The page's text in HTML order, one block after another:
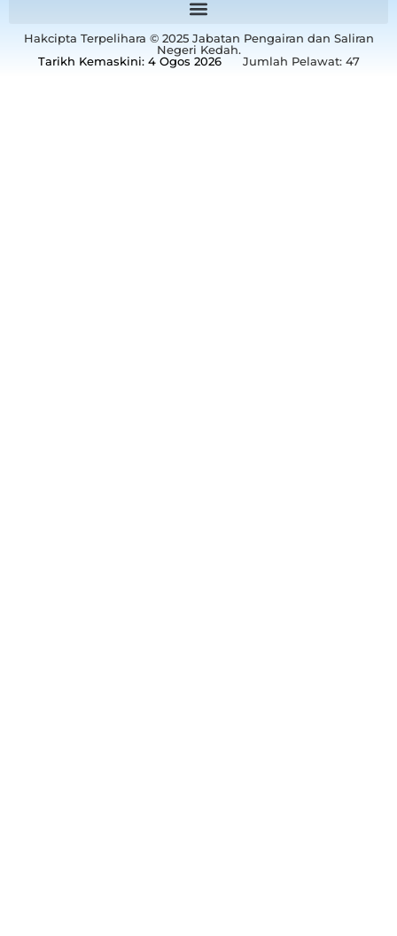
Hakcipta Terpelihara © 2025 Jabatan Pengairan dan Saliran
Negeri Kedah.
Tarikh Kemaskini: 4 Ogos 2026Jumlah Pelawat: 47